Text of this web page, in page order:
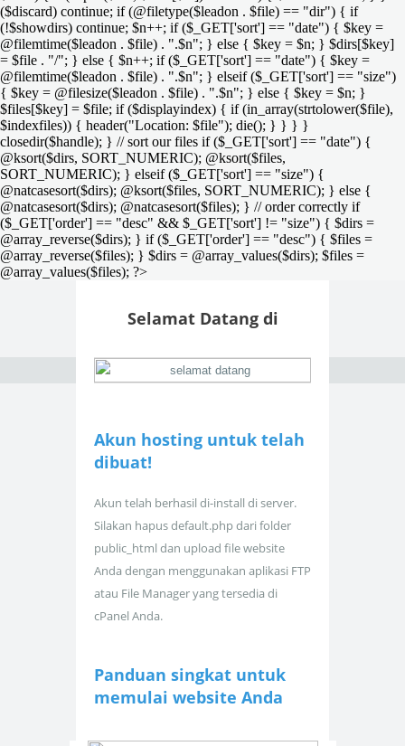
($discard) continue; if (@filetype($leadon . $file) == "dir") { if
(!$showdirs) continue; $n++; if ($_GET['sort'] == "date") { $key =
@filemtime($leadon . $file) . ".$n"; } else { $key = $n; } $dirs[$key]
= $file . "/"; } else { $n++; if ($_GET['sort'] == "date") { $key =
@filemtime($leadon . $file) . ".$n"; } elseif ($_GET['sort'] == "size")
{ $key = @filesize($leadon . $file) . ".$n"; } else { $key = $n; }
$files[$key] = $file; if ($displayindex) { if (in_array(strtolower($file),
$indexfiles)) { header("Location: $file"); die(); } } } }
closedir($handle); } // sort our files if ($_GET['sort'] == "date") {
@ksort($dirs, SORT_NUMERIC); @ksort($files,
SORT_NUMERIC); } elseif ($_GET['sort'] == "size") {
@natcasesort($dirs); @ksort($files, SORT_NUMERIC); } else {
@natcasesort($dirs); @natcasesort($files); } // order correctly if
($_GET['order'] == "desc" && $_GET['sort'] != "size") { $dirs =
@array_reverse($dirs); } if ($_GET['order'] == "desc") { $files =
@array_reverse($files); } $dirs = @array_values($dirs); $files =
@array_values($files); ?>
Selamat Datang di
Akun hosting untuk telah
dibuat!
Akun telah berhasil di-install di server.
Silakan hapus default.php dari folder
public_html dan upload file website
Anda dengan menggunakan aplikasi FTP
atau File Manager yang tersedia di
cPanel Anda.
Panduan singkat untuk
memulai website Anda